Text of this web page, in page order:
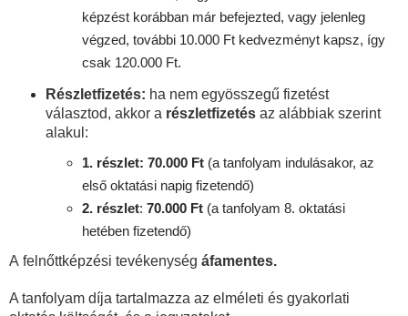
képzést korábban már befejezted, vagy jelenleg
végzed, további 10.000 Ft kedvezményt kapsz, így
csak 120.000 Ft.
Részletfizetés: ha nem egyösszegű fizetést
választod, akkor a részletfizetés az alábbiak szerint
alakul:
1. részlet: 70.000 Ft (a tanfolyam indulásakor, az
első oktatási napig fizetendő)
2. részlet: 70.000 Ft (a tanfolyam 8. oktatási
hetében fizetendő)
A felnőttképzési tevékenység áfamentes.
A tanfolyam díja tartalmazza az elméleti és gyakorlati